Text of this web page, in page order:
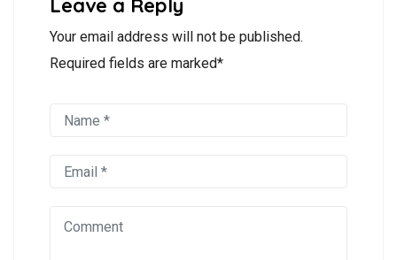
Leave a Reply
Your email address will not be published.
Required fields are marked*